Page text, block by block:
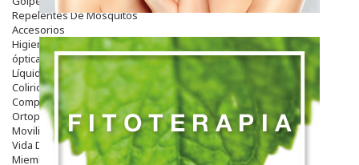
Repelentes De Mosquitos
Accesorios
Higiene
óptica
Líquidos Lentillas
Colirios
Complementos Alimentarios.
Ortopedia - Accesorios
Movilidad
Vida Diaria
Miembro Superior